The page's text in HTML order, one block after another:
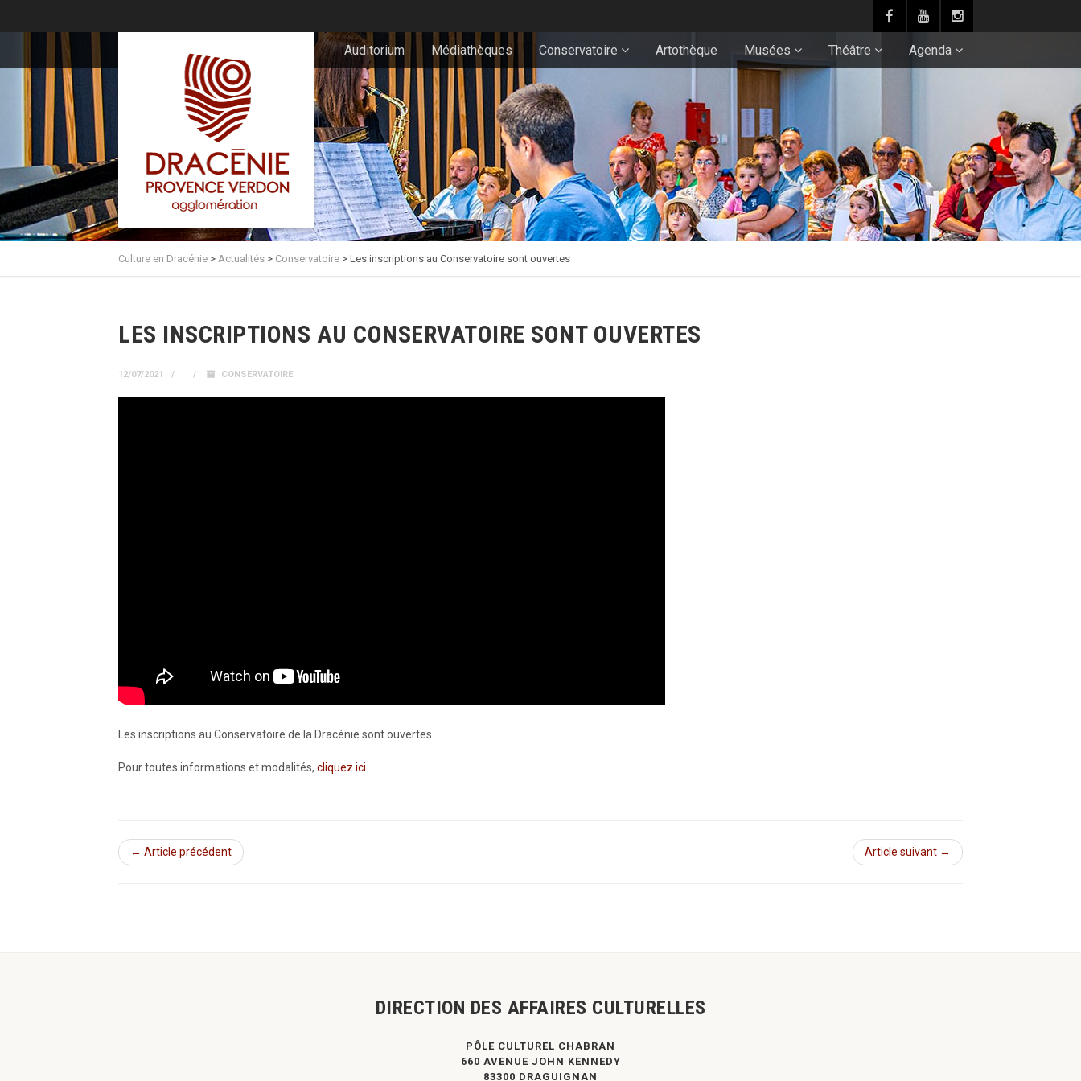
Auditorium Médiathèques Conservatoire Artothèque Musées Théâtre Agenda
Culture en Dracénie > Actualités > Conservatoire > Les inscriptions au Conservatoire sont ouvertes
LES INSCRIPTIONS AU CONSERVATOIRE SONT OUVERTES
12/07/2021 CONSERVATOIRE
Les inscriptions au Conservatoire de la Dracénie sont ouvertes.
Pour toutes informations et modalités, cliquez ici
← Article précédent Article suivant →
DIRECTION DES AFFAIRES CULTURELLES
PÔLE CULTUREL CHABRAN
660 AVENUE JOHN KENNEDY
83300 DRAGUIGNAN